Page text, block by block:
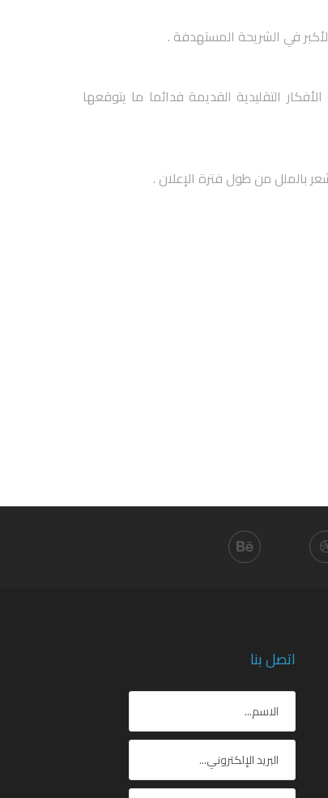
في الشريحة المستهدفة .
التقليدية القديمة فدائما ما يتوقعها
بالملل من طول فترة الإعلان .
اتصل بنا